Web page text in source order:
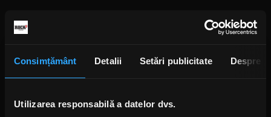
Consimțământ Detalii Setări publicitate Despre
Utilizarea responsabilă a datelor dvs.
VINERI, 23 DECEMBRIE 2022